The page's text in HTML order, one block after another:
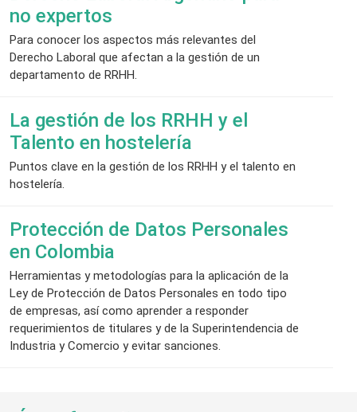
no expertos
Para conocer los aspectos más relevantes del
Derecho Laboral que afectan a la gestión de un
departamento de RRHH.
La gestión de los RRHH y el
Talento en hostelería
Puntos clave en la gestión de los RRHH y el talento en
hostelería.
Protección de Datos Personales
en Colombia
Herramientas y metodologías para la aplicación de la
Ley de Protección de Datos Personales en todo tipo
de empresas, así como aprender a responder
requerimientos de titulares y de la Superintendencia de
Industria y Comercio y evitar sanciones.